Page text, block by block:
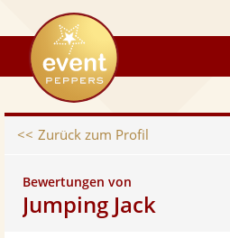
eventpeppers
Zurück zum Profil
Bewertungen von
Jumping Jack